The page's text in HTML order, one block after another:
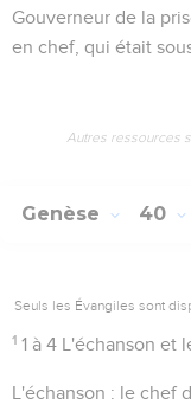
Gouverneur de la
en chef, qui était
Autres ressources
Genèse 40
Seuls les Évangiles sont
1 1 à 4 L'échanson et
L'échanson : le chef